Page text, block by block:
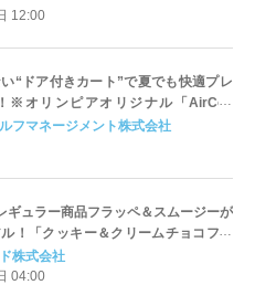
12:00
“ドア付きカート”で夏でも快適プレ
リンピアオリジナル「AirCon
カート）」導入 | ＰＧＭ
フマネージメント株式会社
ギュラー商品フラッペ＆スムージーが
！「クッキー＆クリームチョコフラ
スムージー」8月5日（水）から販売
株式会社
04:00